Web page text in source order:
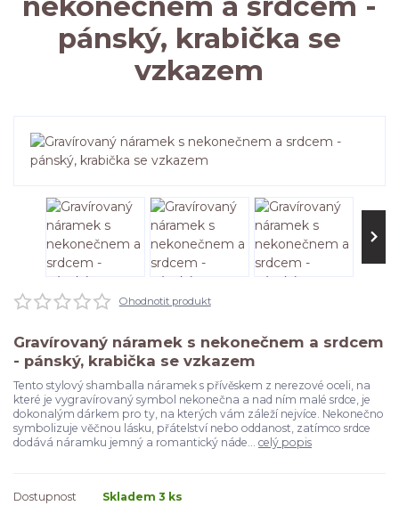
pánský, krabička se
vzkazem
Ohodnotit produkt
Gravírovaný náramek s nekonečnem a srdcem
- pánský, krabička se vzkazem
Tento stylový shamballa náramek s přívěskem z nerezové oceli, na
které je vygravírovaný symbol nekonečna a nad ním malé srdce, je
dokonalým dárkem pro ty, na kterých vám záleží nejvíce. Nekonečno
symbolizuje věčnou lásku, přátelství nebo oddanost, zatímco srdce
dodává náramku jemný a romantický náde... celý popis
Dostupnost
Skladem 3 ks